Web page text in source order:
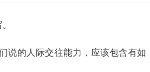
说的人际交往能力，应该包含有如